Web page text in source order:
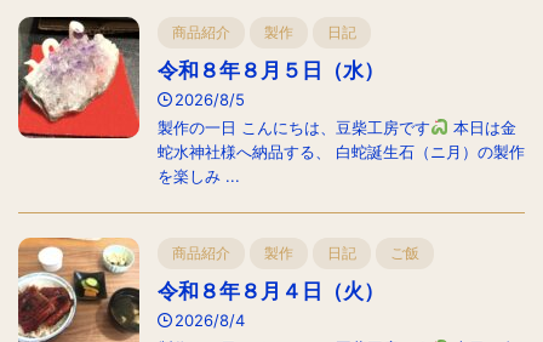
商品紹介 製作 日記
令和８年８月５日（水）
2026/8/5
製作の一日 こんにちは、豆柴工房です
本日は金
蛇水神社様へ納品する、 白蛇誕生石（ニ月）の製作
を楽しみ ...
商品紹介 製作 日記 ご飯
令和８年８月４日（火）
2026/8/4